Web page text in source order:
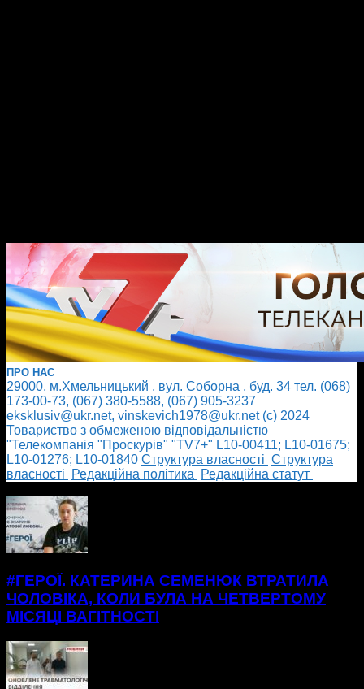
ПРО НАС
29000, м.Хмельницький , вул. Соборна , буд. 34 тел. (068)
173-00-73, (067) 380-5588, (067) 905-3237
eksklusiv@ukr.net, vinskevich1978@ukr.net (с) 2024
Товариство з обмеженою відповідальністю
"Телекомпанія "Проскурів" "TV7+" L10-00411; L10-01675;
L10-01276; L10-01840 Cтруктура власності Cтруктура
власності
Редакційна політика
Редакційна статут
#ГЕРОЇ. КАТЕРИНА СЕМЕНЮК ВТРАТИЛА
ЧОЛОВІКА, КОЛИ БУЛА НА ЧЕТВЕРТОМУ
МІСЯЦІ ВАГІТНОСТІ